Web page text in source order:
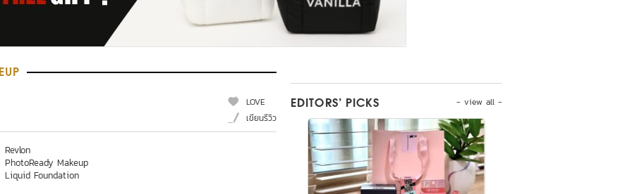
LOVE
เขียนรีวิว
Revlon
PhotoReady Makeup
Liquid Foundation
- view all -
EDITORS’ PICKS